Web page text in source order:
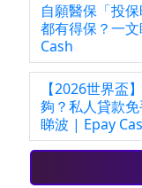
自願醫保「投
都有得保？一
Cash
【2026世界盃
夠？私人貸款
睇波 | Epay